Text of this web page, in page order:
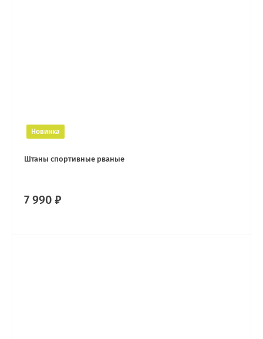
Новинка
Штаны спортивные рваные
7 990 ₽